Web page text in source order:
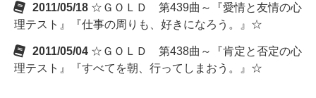
2011/05/18 ☆ＧＯＬＤ 第439曲～『愛情と友情の心
理テスト』『仕事の周りも、好きになろう。』☆
2011/05/04 ☆ＧＯＬＤ 第438曲～『肯定と否定の心
理テスト』『すべてを朝、行ってしまおう。』☆